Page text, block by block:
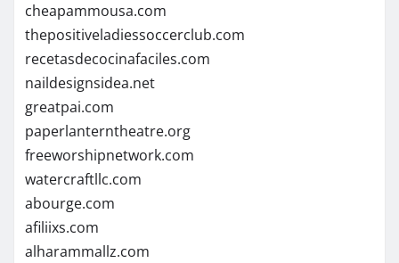
cheapammousa.com
thepositiveladiessoccerclub.com
recetasdecocinafaciles.com
naildesignsidea.net
greatpai.com
paperlanterntheatre.org
freeworshipnetwork.com
watercraftllc.com
abourge.com
afiliixs.com
alharammallz.com